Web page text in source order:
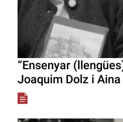
“Ensenyar
Joaquim Dolz i